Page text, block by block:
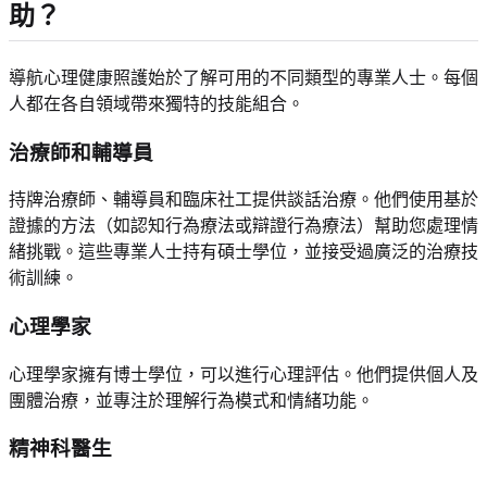
助？
導航心理健康照護始於了解可用的不同類型的專業人士。每個
人都在各自領域帶來獨特的技能組合。
治療師和輔導員
持牌治療師、輔導員和臨床社工提供談話治療。他們使用基於
證據的方法（如認知行為療法或辯證行為療法）幫助您處理情
緒挑戰。這些專業人士持有碩士學位，並接受過廣泛的治療技
術訓練。
心理學家
心理學家擁有博士學位，可以進行心理評估。他們提供個人及
團體治療，並專注於理解行為模式和情緒功能。
精神科醫生